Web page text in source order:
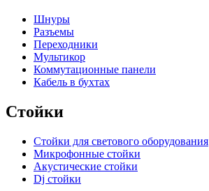
Шнуры
Разъемы
Переходники
Мультикор
Коммутационные панели
Кабель в бухтах
Стойки
Стойки для светового оборудования
Микрофонные стойки
Акустические стойки
Dj стойки